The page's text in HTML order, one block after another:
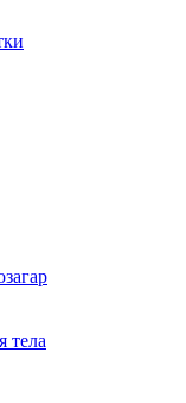
тела